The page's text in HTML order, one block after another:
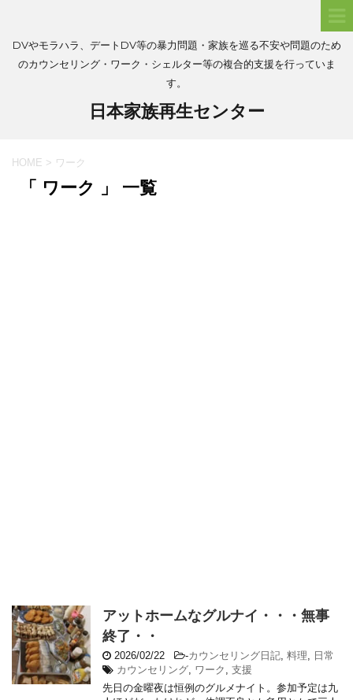
DVやモラハラ、デートDV等の暴力問題・家族を巡る不安や問題のため
のカウンセリング・ワーク・シェルター等の複合的支援を行っていま
す。
日本家族再生センター
HOME > ワーク
「 ワーク 」 一覧
アットホームなグルナイ・・・無事
終了・・
2026/02/22 -カウンセリング日記, 料理, 日常
カウンセリング, ワーク , 支援
先日の金曜夜は恒例のグルメナイト。参加予定は九